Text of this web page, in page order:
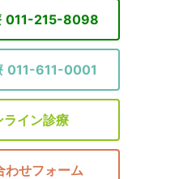
011-215-8098
011-611-0001
ライン診療
わせフォーム